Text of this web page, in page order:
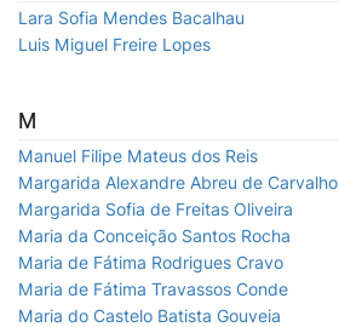
Lara Sofia Mendes Bacalhau
Luis Miguel Freire Lopes
M
Manuel Filipe Mateus dos Reis
Margarida Alexandre Abreu de Carvalho
Margarida Sofia de Freitas Oliveira
Maria da Conceição Santos Rocha
Maria de Fátima Rodrigues Cravo
Maria de Fátima Travassos Conde
Maria do Castelo Batista Gouveia